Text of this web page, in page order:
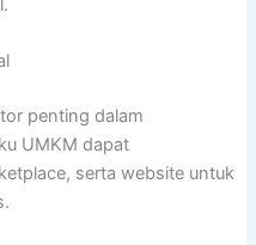
penting dalam
UMKM dapat
serta website untuk